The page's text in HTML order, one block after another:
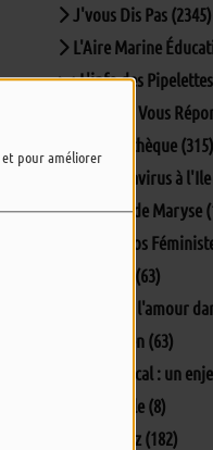
pour améliorer
J'vous Dis Pas (2345)
L'Aire Marine
L'info des
La Mairie Vous
La Pockythèque (315)
Le coronavirus à
Lectures de Maryse
Les Ec(h)os
Matinale (63)
Oh y'a de l'amour
Parlons-en (63)
Penser local : un
Percept'île (8)
Phil's Jazz (182)